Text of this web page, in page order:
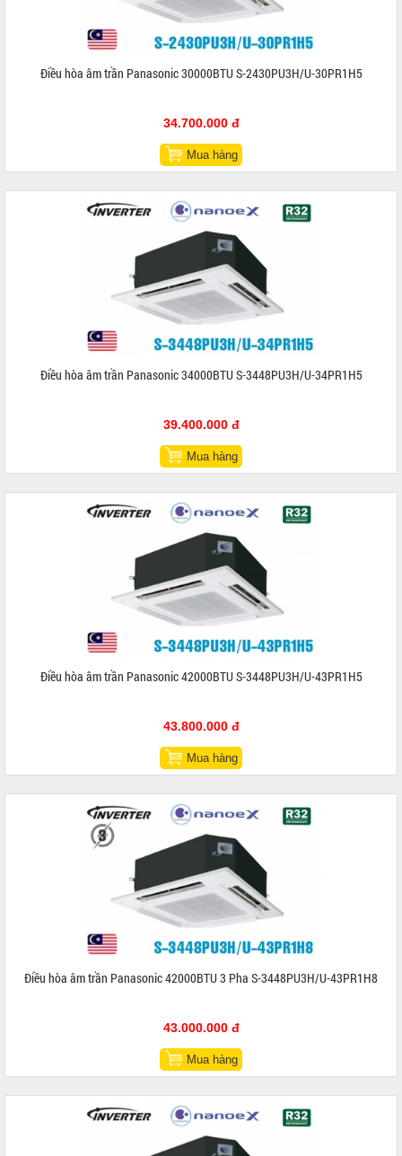
Điều hòa âm trần Panasonic 30000BTU S-2430PU3H/U-30PR1H5
34.700.000 đ
Mua hàng
Điều hòa âm trần Panasonic 34000BTU S-3448PU3H/U-34PR1H5
39.400.000 đ
Mua hàng
Điều hòa âm trần Panasonic 42000BTU S-3448PU3H/U-43PR1H5
43.800.000 đ
Mua hàng
Điều hòa âm trần Panasonic 42000BTU 3 Pha S-3448PU3H/U-43PR1H8
43.000.000 đ
Mua hàng